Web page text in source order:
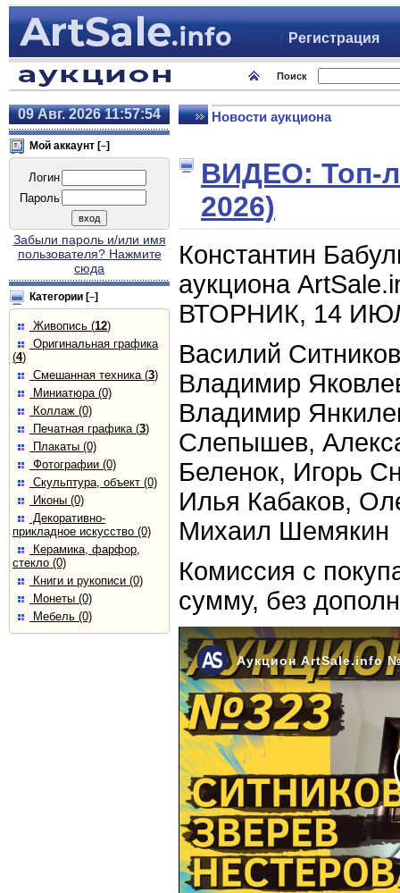
Регистрация
Поиск
09 Авг. 202611:57:54
Мой аккаунт [–]
Логин
Пароль
Забыли пароль и/или имя
пользователя? Нажмите
сюда
Категории [–]
Живопись (12)
Оригинальная графика
(4)
Смешанная техника (3)
Миниатюра (0)
Коллаж (0)
Печатная графика (3)
Плакаты (0)
Фотографии (0)
Скульптура, объект (0)
Иконы (0)
Декоративно-
прикладное искусство (0)
Керамика, фарфор,
стекло (0)
Книги и рукописи (0)
Монеты (0)
Мебель (0)
Новости аукциона
ВИДЕО:
2026)
Константин
аукциона
ВТОРНИК, 14
Василий
Владимир
Владимир
Слепышев,
Беленок, Игорь
Илья Кабаков,
Михаил Шемякин
Комиссия с
сумму, без